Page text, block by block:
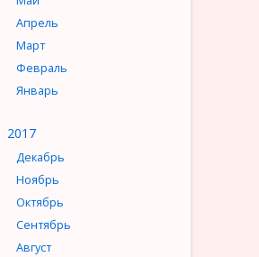
Апрель
Март
Февраль
Январь
2017
Декабрь
Ноябрь
Октябрь
Сентябрь
Август